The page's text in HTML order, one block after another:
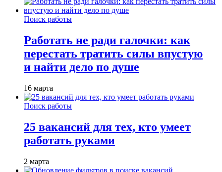
Поиск работы
Работать не ради галочки: как
перестать тратить силы впустую
и найти дело по душе
16 марта
Поиск работы
25 вакансий для тех, кто умеет
работать руками
2 марта